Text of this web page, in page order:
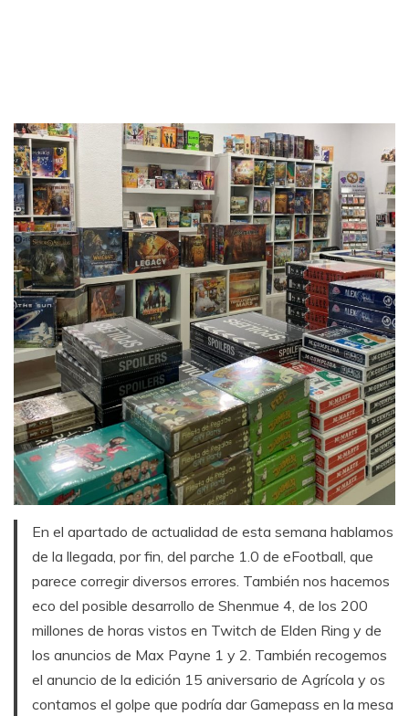
En el apartado de actualidad de esta semana hablamos
de la llegada, por fin, del parche 1.0 de eFootball, que
parece corregir diversos errores. También nos hacemos
eco del posible desarrollo de Shenmue 4, de los 200
millones de horas vistos en Twitch de Elden Ring y de
los anuncios de Max Payne 1 y 2. También recogemos
el anuncio de la edición 15 aniversario de Agrícola y os
contamos el golpe que podría dar Gamepass en la mesa